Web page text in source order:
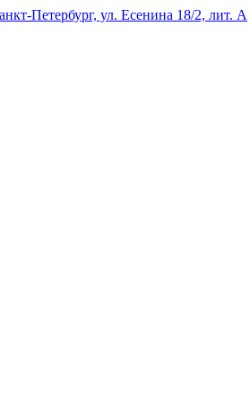
Петербург, ул. Есенина 18/2, лит. А